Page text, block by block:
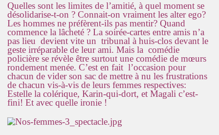
Quelles sont les limites de l’amitié, à quel moment se
désolidarise-t-on ? Connait-on vraiment les alter ego?
Les hommes ne préfèrent-ils pas mentir? Quand
commence la lâcheté ? La soirée-cartes entre amis n’a
pas lieu devient vite un tribunal à huis-clos devant le
geste irréparable de leur ami. Mais la comédie
policière se révèle être surtout une comédie de mœurs
rondement menée. C’est en fait l’occasion pour
chacun de vider son sac de mettre à nu les frustrations
de chacun vis-à-vis de leurs femmes respectives:
Estelle la colérique, Karin-qui-dort, et Magali c’est-
fini! Et avec quelle ironie !